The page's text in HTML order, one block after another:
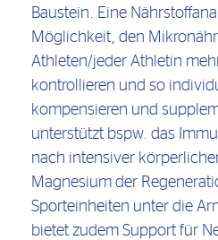
Baustein. Eine
Möglichkeit, den
Athleten/jeder Athletin
kontrollieren und so
kompensieren und
unterstützt bspw. das
nach intensiver
Magnesium der
Sporteinheiten unter die
bietet zudem Support für